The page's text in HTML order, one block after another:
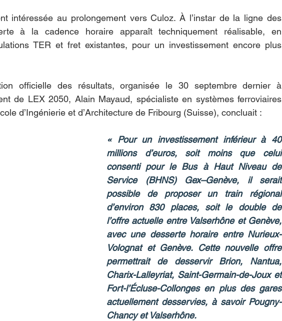
intéressée au prolongement vers Culoz. À l’instar de la ligne des
à la cadence horaire apparaît techniquement réalisable, en
TER et fret existantes, pour un investissement encore plus
officielle des résultats, organisée le 30 septembre dernier à
de LEX 2050, Alain Mayaud, spécialiste en systèmes ferroviaires
d’Ingénierie et d’Architecture de Fribourg (Suisse), concluait :
« Pour un investissement inférieur à 40
millions d’euros, soit moins que celui
consenti pour le Bus à Haut Niveau de
Service (BHNS) Gex–Genève, il serait
possible de proposer un train régional
d’environ 830 places, soit le double de
l’offre actuelle entre Valserhône et Genève,
avec une desserte horaire entre Nurieux-
Volognat et Genève. Cette nouvelle offre
permettrait de desservir Brion, Nantua,
Charix-Lalleyriat, Saint-Germain-de-Joux et
Fort-l’Écluse-Collonges en plus des gares
actuellement desservies, à savoir Pougny-
Chancy et Valserhône.